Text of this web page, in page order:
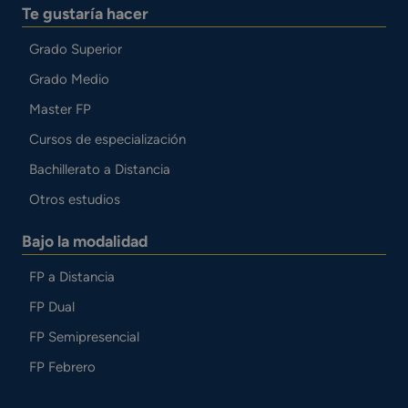
Te gustaría hacer
Grado Superior
Grado Medio
Master FP
Cursos de especialización
Bachillerato a Distancia
Otros estudios
Bajo la modalidad
FP a Distancia
FP Dual
FP Semipresencial
FP Febrero